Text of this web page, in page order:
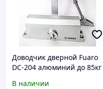
Доводчик дверной Fuaro
DC-204 алюминий до 85кг
В наличии